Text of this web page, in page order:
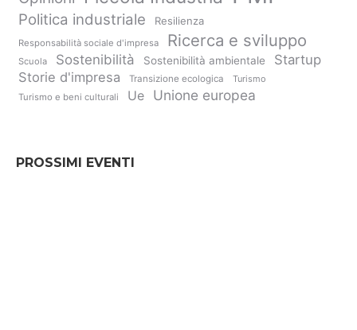
Politica industriale Resilienza
Responsabilità sociale d'impresa Ricerca e sviluppo
Scuola Sostenibilità Sostenibilità ambientale
Startup
Storie d'impresa
Transizione ecologica
Turismo
Turismo e beni culturali
Ue Unione europea
PROSSIMI EVENTI